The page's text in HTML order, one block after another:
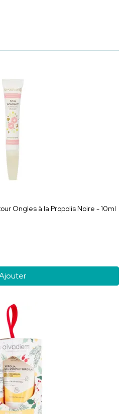
Ongles à la Propolis Noire - 10ml